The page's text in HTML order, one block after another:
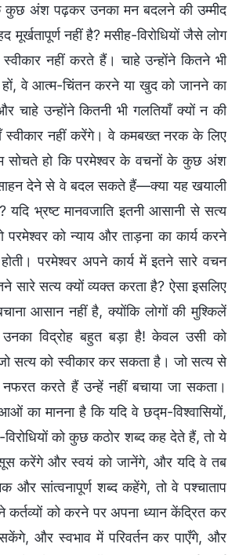
कुछ अंश पढ़कर उनका मन बदलने की उम्मीद
नहीं है? मसीह-विरोधियों जैसे लोग
नहीं करते हैं। चाहे उन्होंने कितने भी
हों, वे आत्म-चिंतन करने या खुद को जानने का
चाहे उन्होंने कितनी भी गलतियाँ क्यों न की
स्वीकार नहीं करेंगे। वे कमबख्त नरक के लिए
सोचते हो कि परमेश्वर के वचनों के कुछ अंश
देने से वे बदल सकते हैं—क्या यह खयाली
यदि भ्रष्ट मानवजाति इतनी आसानी से सत्य
परमेश्वर को न्याय और ताड़ना का कार्य करने
परमेश्वर अपने कार्य में इतने सारे वचन
सारे सत्य क्यों व्यक्त करता है? ऐसा इसलिए
आसान नहीं है, क्योंकि लोगों की मुश्किलें
विद्रोह बहुत बड़ा है! केवल उसी को
सत्य को स्वीकार कर सकता है। जो सत्य से
करते हैं उन्हें नहीं बचाया जा सकता।
का मानना है कि यदि वे छद्म-विश्वासियों,
को कुछ कठोर शब्द कह देते हैं, तो ये
करेंगे और स्वयं को जानेंगे, और यदि वे तब
और सांत्वनापूर्ण शब्द कहेंगे, तो वे पश्चाताप
को करने पर अपना ध्यान केंद्रित कर
और स्वभाव में परिवर्तन कर पाएँगे, और